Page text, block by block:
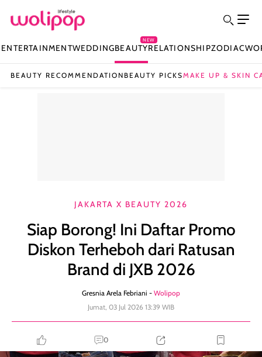
ENTERTAINMENTWEDDINGBEAUTY
NEW
RELATIONSHIPZODIAC
BEAUTY RECOMMENDATION BEAUTY PICKSMAKE UP & SKIN
JAKARTA X BEAUTY 2026
Siap Borong! Ini Daftar Promo
Diskon Terheboh dari Ratusan
Brand di JXB 2026
Gresnia Arela Febriani - Wolipop
Jumat, 03 Jul 2026 13:39 WIB
0